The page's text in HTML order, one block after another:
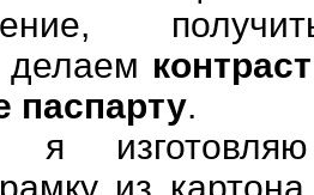
делаем
паспарту.
я изготовляю
из